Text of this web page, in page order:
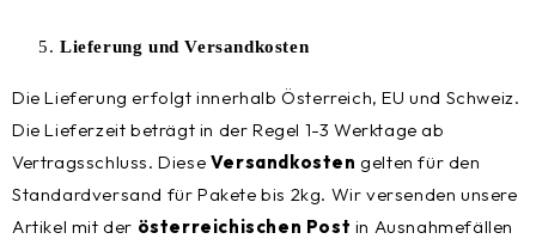
Lieferung und Versandkosten
Die Lieferung erfolgt innerhalb Österreich, EU und Schweiz.
Die Lieferzeit beträgt in der Regel 1-3 Werktage ab
Vertragsschluss. Diese Versandkosten gelten für den
Standardversand für Pakete bis 2kg. Wir versenden unsere
Artikel mit der österreichischen Post in Ausnahmefällen